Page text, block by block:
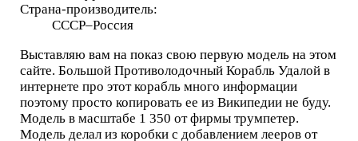
Страна-производитель:
СССР–Россия
Выставляю вам на показ свою первую модель на этом
сайте. Большой Противолодочный Корабль Удалой в
интернете про этот корабль много информации
поэтому просто копировать ее из Википедии не буду.
Модель в масштабе 1 350 от фирмы трумпетер.
Модель делал из коробки с добавлением лееров от